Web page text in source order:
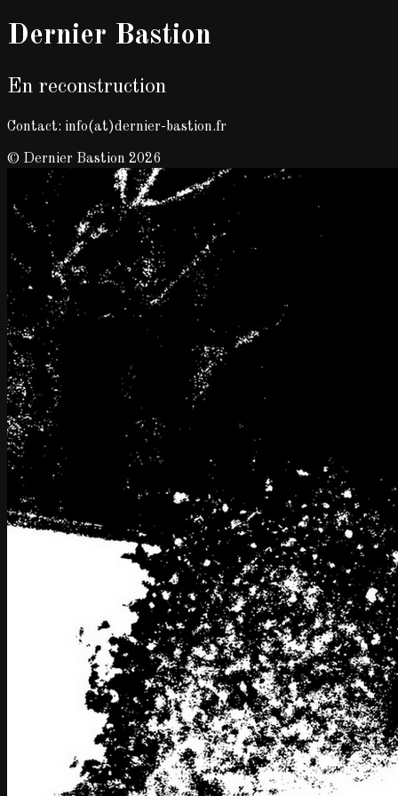
Dernier Bastion
En reconstruction
Contact: info(at)dernier-bastion.fr
© Dernier Bastion 2026